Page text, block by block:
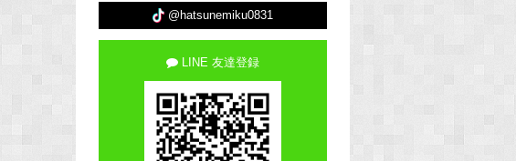
@hatsunemiku0831
LINE 友達登録